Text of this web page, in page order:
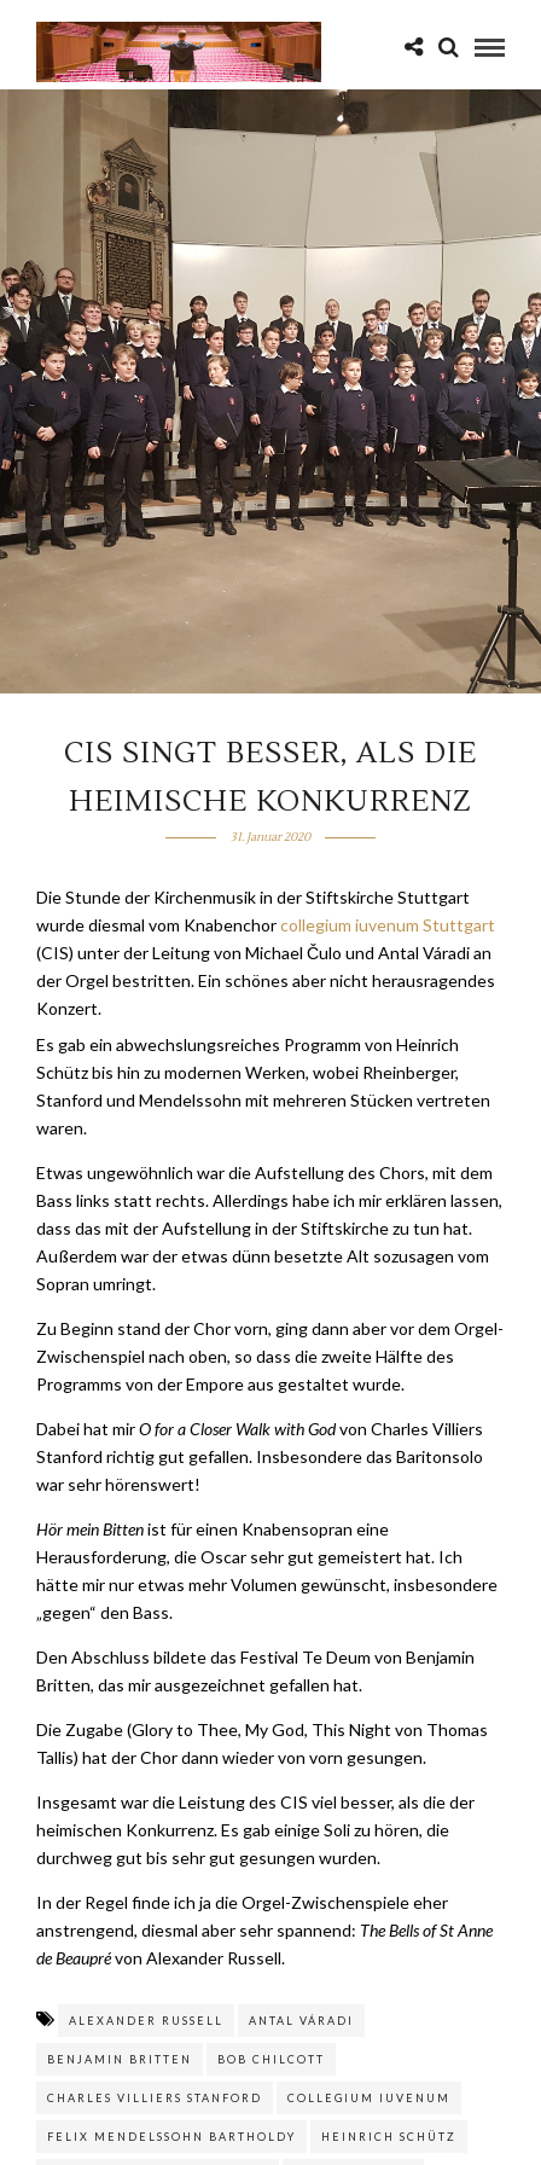
CIS SINGT BESSER, ALS DIE
HEIMISCHE KONKURRENZ
31. Januar 2020
Die Stunde der Kirchenmusik in der Stiftskirche Stuttgart
wurde diesmal vom Knabenchorcollegium iuvenum Stuttgart
(CIS) unter der Leitung von Michael Čulo und Antal Váradi an
der Orgel bestritten. Ein schönes aber nicht herausragendes
Konzert.
Es gab ein abwechslungsreiches Programm von Heinrich
Schütz bis hin zu modernen Werken, wobei Rheinberger,
Stanford und Mendelssohn mit mehreren Stücken vertreten
waren.
Etwas ungewöhnlich war die Aufstellung des Chors, mit dem
Bass links statt rechts. Allerdings habe ich mir erklären lassen,
dass das mit der Aufstellung in der Stiftskirche zu tun hat.
Außerdem war der etwas dünn besetzte Alt sozusagen vom
Sopran umringt.
Zu Beginn stand der Chor vorn, ging dann aber vor dem Orgel-
Zwischenspiel nach oben, so dass die zweite Hälfte des
Programms von der Empore aus gestaltet wurde.
Dabei hat mirO for a Closer Walk with Godvon Charles Villiers
Stanford richtig gut gefallen. Insbesondere das Baritonsolo
war sehr hörenswert!
Hör mein Bittenist für einen Knabensopran eine
Herausforderung, die Oscar sehr gut gemeistert hat. Ich
hätte mir nur etwas mehr Volumen gewünscht, insbesondere
„gegen“ den Bass.
Den Abschluss bildete das Festival Te Deum von Benjamin
Britten, das mir ausgezeichnet gefallen hat.
Die Zugabe (Glory to Thee, My God, This Night von Thomas
Tallis) hat der Chor dann wieder von vorn gesungen.
Insgesamt war die Leistung des CIS viel besser, als die der
heimischen Konkurrenz. Es gab einige Soli zu hören, die
durchweg gut bis sehr gut gesungen wurden.
In der Regel finde ich ja die Orgel-Zwischenspiele eher
anstrengend, diesmal aber sehr spannend: The Bells of St Anne
de Beauprévon Alexander Russell.
ALEXANDER RUSSELL ANTAL VÁRADI
BENJAMIN BRITTEN BOB CHILCOTT
CHARLES VILLIERS STANFORD COLLEGIUM IUVENUM
FELIX MENDELSSOHN BARTHOLDY HEINRICH SCHÜTZ